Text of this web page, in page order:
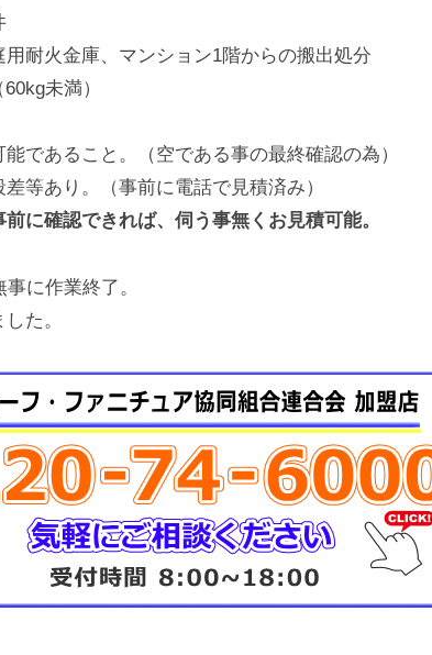
耐火金庫、マンション1階からの搬出処分
未満）
であること。（空である事の最終確認の為）
等あり。（事前に電話で見積済み）
に確認できれば、伺う事無くお見積可能。
に作業終了。
た。